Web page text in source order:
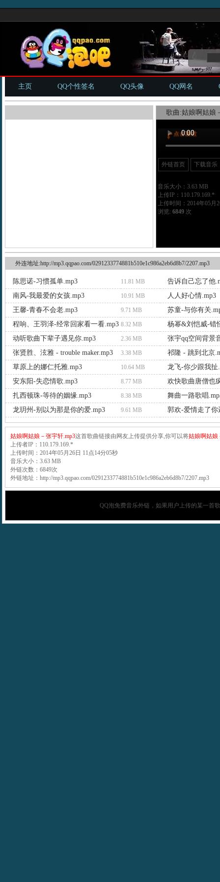
主页 QQ个性签名 QQ头像 QQ网名
歌曲:姑娘啊姑娘
外链首页 下载音乐
音乐大小：3.63 MB
上传IP：110.179.169.*
上传时间：2014年05月
浏览: 6849次
外连地址:http://mp3.qqpao.com/0291233774881b510e1c986a2eb6d8b7/2207.mp3
陈思诺-习惯孤单.mp3 11.81 MB
告诉自己忘了他
南风-我最爱的女孩.mp3
10.91 MB
人人好心情.mp3
王馨-青春不会老.mp3
9.71 MB
苏童-与你有关
程响、王羽泽-经常回家看一看.mp3 8.32 MB
杨幂&刘恺威-错
动听歌曲下辈子遇见你.mp3
2.36 MB
张宇qq空间背景
张贤胜、泫雅 - trouble maker.mp3
3.38 MB
祁隆 - 跳到北京
草原上的娜仁托雅.mp3
10.64 MB
龙飞-你少跟我扯
安东阳-失恋情歌.mp3
8.77 MB
欢快歌曲唐僧也
扎西顿珠-等待的姻缘.mp3
8.38 MB
舞曲一路歌唱
龙玥州-别以为那是你的爱.mp3
9.61 MB 郭欢-爱情走了你
姑娘啊姑娘－张宇轩.mp3这首歌曲链接由网友上传提供分享,你可以将姑娘啊姑娘
上传者IP：110.179.169.*
上传时间：2014年05月26日 11点14分05秒
音乐大小：3.63 MB
外链次数：6849次
外链地址：http://mp3.qqpao.com/0291233774881b510e1c986a2eb6d8b7/2207.mp3
QQ泡免费音乐外链，如果用户上传的某一首